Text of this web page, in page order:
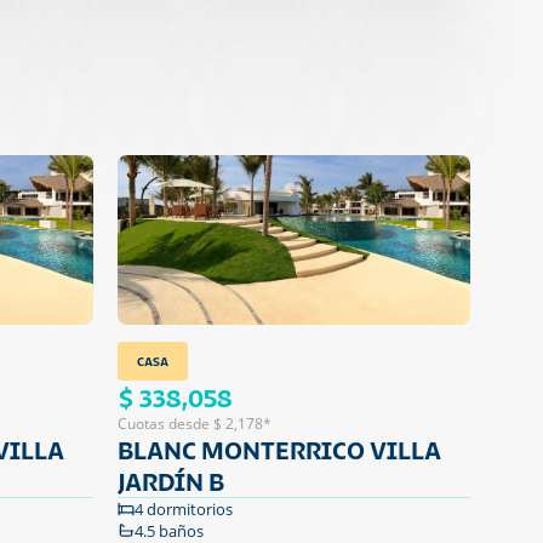
CASA
$ 338,058
Cuotas desde $ 2,178*
BLANC MONTERRICO VILLA
JARDÍN B
4 dormitorios
4.5 baños